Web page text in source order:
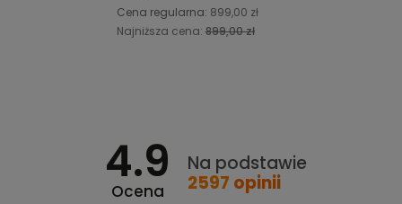
Cena regularna: 899,00 zł
Najniższa cena:899,00 zł
4.9
Ocena
Na podstawie
2597 opinii